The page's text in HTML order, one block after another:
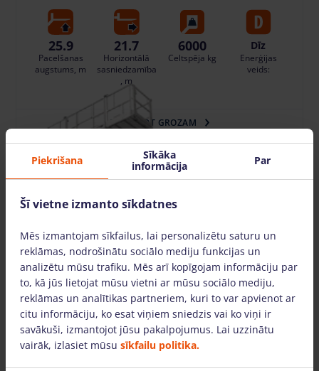
25.9
Pacelšanas
augstums, m
21.7
Horizontālā
sasniedzamība
, m
6000
Celtspēja kg
Dīz
Enerģijas
veids:
PIEVIENOT GROZAM
Piekrišana
Sīkāka
informācija
Par
Šī vietne izmanto sīkdatnes
Mēs izmantojam sīkfailus, lai personalizētu saturu un
reklāmas, nodrošinātu sociālo mediju funkcijas un
analizētu mūsu trafiku. Mēs arī kopīgojam informāciju par
to, kā jūs lietojat mūsu vietni ar mūsu sociālo mediju,
reklāmas un analītikas partneriem, kuri to var apvienot ar
citu informāciju, ko esat viņiem sniedzis vai ko viņi ir
savākuši, izmantojot jūsu pakalpojumus. Lai uzzinātu
vairāk, izlasiet mūsu sīkfailu politika.